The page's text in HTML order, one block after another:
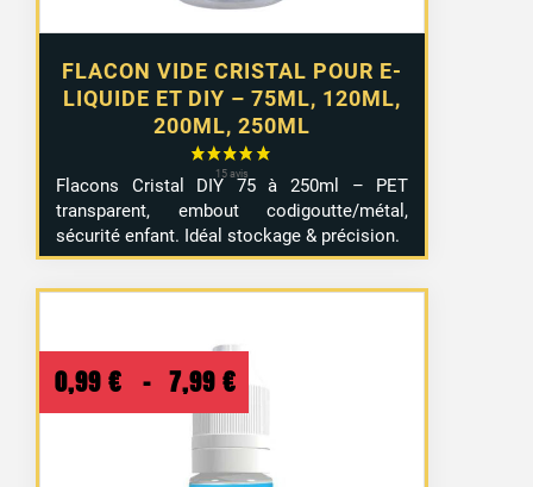
FLACON VIDE CRISTAL POUR E-
LIQUIDE ET DIY – 75ML, 120ML,
200ML, 250ML
Flacons Cristal DIY 75 à 250ml – PET
transparent, embout codigoutte/métal,
sécurité enfant. Idéal stockage & précision.
0,99 € – 7,99 € Plage
de
prix :